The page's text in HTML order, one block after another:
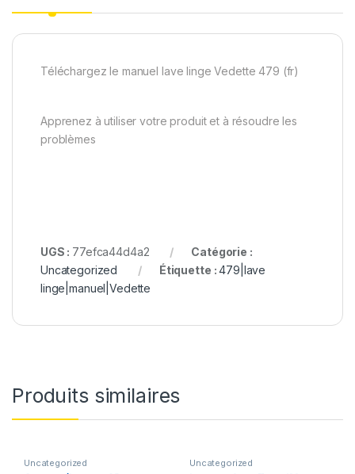
Téléchargez le manuel lave linge Vedette 479 (fr)
Apprenez à utiliser votre produit et à résoudre les
problèmes
UGS : 77efca44d4a2
Catégorie :
Uncategorized
Étiquette :479|lave
linge|manuel|Vedette
Produits similaires
Uncategorized Uncategorized